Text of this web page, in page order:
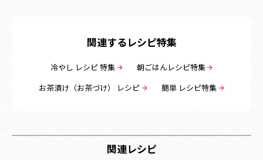
関連するレシピ特集
冷やし レシピ 特集
朝ごはんレシピ特集
お茶漬け（お茶づけ） レシピ
簡単 レシピ特集
関連レシピ